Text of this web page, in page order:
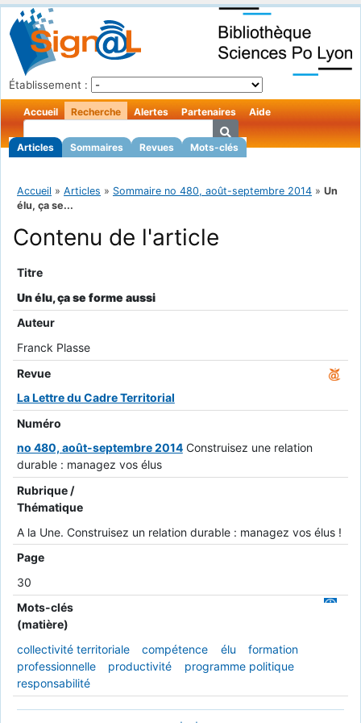
Établissement :
Accueil Recherche
Articles Sommaires Revues Mots-clés
Alertes Partenaires Aide
Accueil » Articles » Sommaire no 480, août-septembre 2014 » Un
élu, ça se...
Contenu de l'article
Titre
Un élu, ça se forme aussi
Auteur
Franck Plasse
Revue
La Lettre du Cadre Territorial
Numéro
no 480, août-septembre 2014 Construisez une relation
durable : managez vos élus
Rubrique /
Thématique
A la Une. Construisez un relation durable : managez vos élus !
Page
30
Mots-clés
(matière)
collectivité territoriale
compétence élu
formation
professionnelle
productivité
programme politique
responsabilité